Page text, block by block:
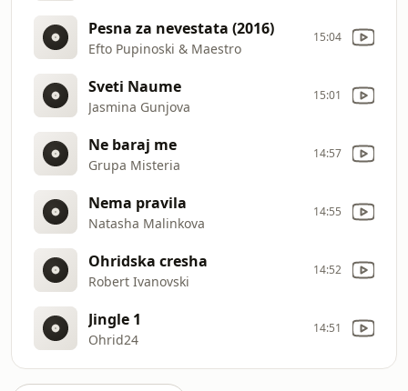
Pesna za nevestata (2016)
Efto Pupinoski & Maestro
15:04
Sveti Naume
Jasmina Gunjova
15:01
Ne baraj me
Grupa Misteria
14:57
Nema pravila
Natasha Malinkova
14:55
Ohridska cresha
Robert Ivanovski
14:52
Jingle 1
Ohrid24
14:51